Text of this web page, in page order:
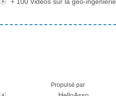
Propulsé par